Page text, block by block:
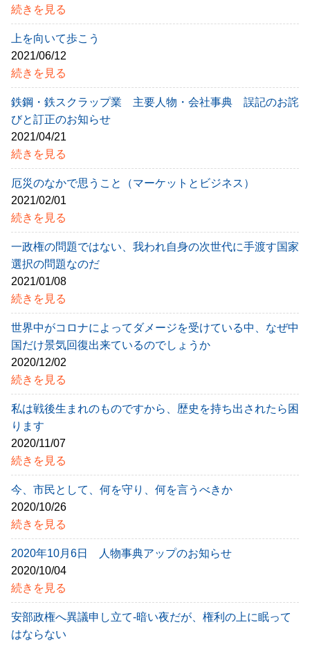
続きを見る
上を向いて歩こう
2021/06/12
続きを見る
鉄鋼・鉄スクラップ業 主要人物・会社事典 誤記のお詫
びと訂正のお知らせ
2021/04/21
続きを見る
厄災のなかで思うこと（マーケットとビジネス）
2021/02/01
続きを見る
一政権の問題ではない、我われ自身の次世代に手渡す国家
選択の問題なのだ
2021/01/08
続きを見る
世界中がコロナによってダメージを受けている中、なぜ中
国だけ景気回復出来ているのでしょうか
2020/12/02
続きを見る
私は戦後生まれのものですから、歴史を持ち出されたら困
ります
2020/11/07
続きを見る
今、市民として、何を守り、何を言うべきか
2020/10/26
続きを見る
2020年10月6日 人物事典アップのお知らせ
2020/10/04
続きを見る
安部政権へ異議申し立て-暗い夜だが、権利の上に眠って
はならない